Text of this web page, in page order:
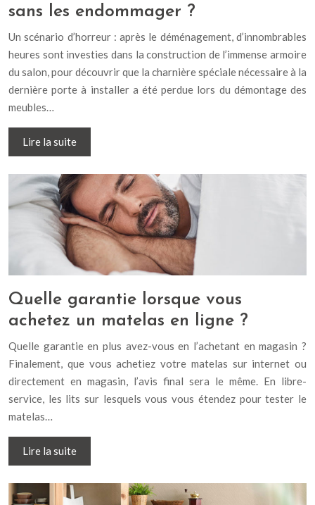
sans les endommager ?
Un scénario d’horreur : après le déménagement, d’innombrables
heures sont investies dans la construction de l’immense armoire
du salon, pour découvrir que la charnière spéciale nécessaire à la
dernière porte à installer a été perdue lors du démontage des
meubles…
Lire la suite
Quelle garantie lorsque vous
achetez un matelas en ligne ?
Quelle garantie en plus avez-vous en l’achetant en magasin ?
Finalement, que vous achetiez votre matelas sur internet ou
directement en magasin, l’avis final sera le même. En libre-
service, les lits sur lesquels vous vous étendez pour tester le
matelas…
Lire la suite